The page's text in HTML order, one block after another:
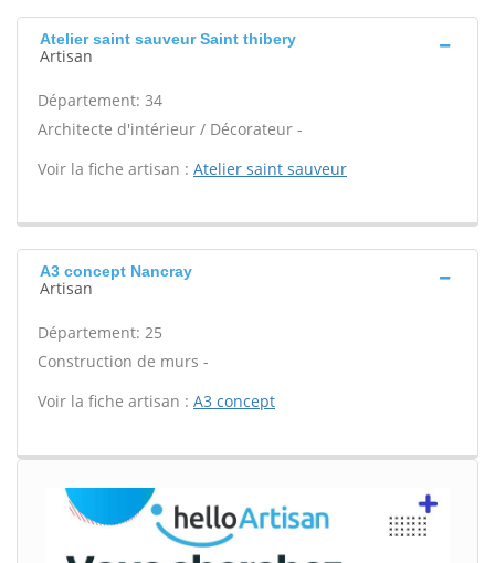
Atelier saint sauveur Saint thibery
Artisan
Département: 34
Architecte d'intérieur / Décorateur -
Voir la fiche artisan : Atelier saint sauveur
A3 concept Nancray
Artisan
Département: 25
Construction de murs -
Voir la fiche artisan : A3 concept